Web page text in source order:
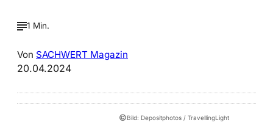
1 Min.
Von SACHWERT Magazin
20.04.2024
©Bild: Depositphotos / TravellingLight